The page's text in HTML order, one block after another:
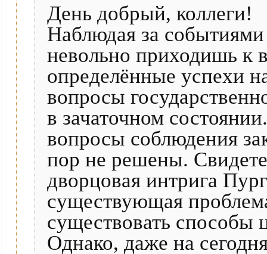
День добрый, коллеги!
Наблюдая за
невольно приходишь к
определённые успехи
вопросы
в зачаточном
вопросы соблюдения
пор не решены.
дворцовая интрига
существующая
существовать способы
Однако, даже на